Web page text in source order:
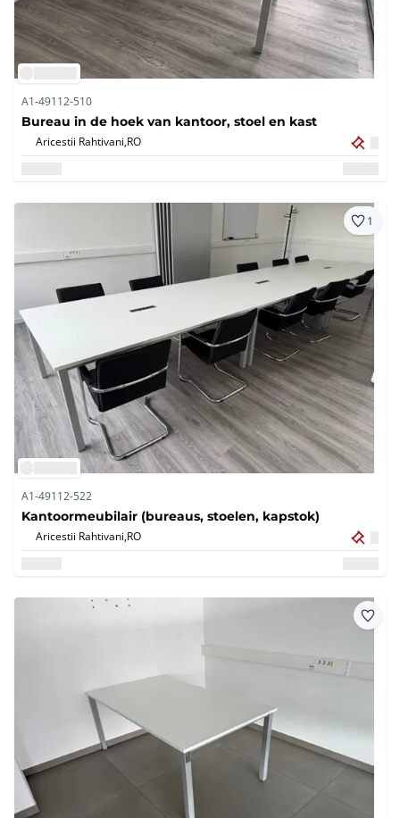
A1-49112-510
Bureau in de hoek van kantoor, stoel en kast
Aricestii Rahtivani,RO
1
A1-49112-522
Kantoormeubilair (bureaus, stoelen, kapstok)
Aricestii Rahtivani,RO